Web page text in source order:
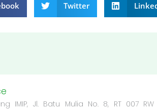
Twitter
IMIP, Jl. Batu Mulia No. 8, RT 007